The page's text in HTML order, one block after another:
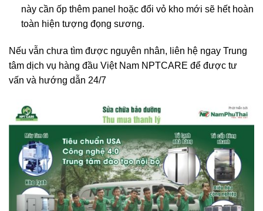
này cần ốp thêm panel hoặc đổi vỏ kho mới sẽ hết hoàn
toàn hiện tượng đọng sương.
Nếu vẫn chưa tìm được nguyên nhân, liên hệ ngay Trung
tâm dịch vụ hàng đầu Việt Nam NPTCARE để được tư
vấn và hướng dẫn 24/7